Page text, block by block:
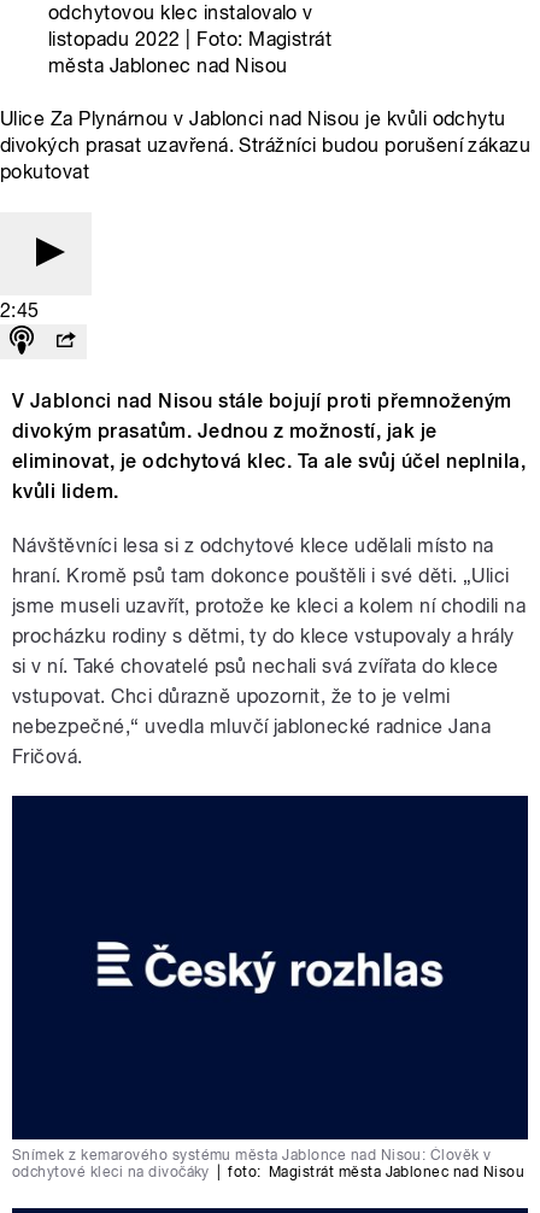
odchytovou klec instalovalo v
listopadu 2022 | Foto: Magistrát
města Jablonec nad Nisou
Ulice Za Plynárnou v Jablonci nad Nisou je kvůli odchytu
divokých prasat uzavřená. Strážníci budou porušení zákazu
pokutovat
2:45
V Jablonci nad Nisou stále bojují proti přemnoženým
divokým prasatům. Jednou z možností, jak je
eliminovat, je odchytová klec. Ta ale svůj účel neplnila,
kvůli lidem.
Návštěvníci lesa si z odchytové klece udělali místo na
hraní. Kromě psů tam dokonce pouštěli i své děti. „Ulici
jsme museli uzavřít, protože ke kleci a kolem ní chodili na
procházku rodiny s dětmi, ty do klece vstupovaly a hrály
si v ní. Také chovatelé psů nechali svá zvířata do klece
vstupovat. Chci důrazně upozornit, že to je velmi
nebezpečné,“ uvedla mluvčí jablonecké radnice Jana
Fričová.
Snímek z kemarového systému města Jablonce nad Nisou: Člověk v
odchytové kleci na divočáky
foto: Magistrát města Jablonec nad Nisou